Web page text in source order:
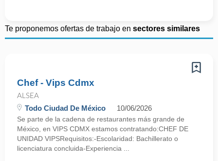
Te proponemos ofertas de trabajo en sectores similares
Chef - Vips Cdmx
ALSEA
Todo Ciudad De México 10/06/2026
Se parte de la cadena de restaurantes más grande de
México, en VIPS CDMX estamos contratando:CHEF DE
UNIDAD VIPSRequisitos:-Escolaridad: Bachillerato o
licenciatura concluida-Experiencia ...